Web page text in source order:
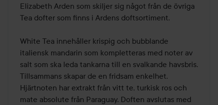
Elizabeth Arden som skiljer sig något från de övriga
Tea dofter som finns i Ardens doftsortiment.
White Tea innehåller krispig och bubblande
italiensk mandarin som kompletteras med noter av
salt som ska leda tankarna till en svalkande havsbris.
Tillsammans skapar de en fridsam enkelhet.
Hjärtnoten har extrakt från vitt te, turkisk ros och
mate absolute från Paraguay. Doften avslutas med